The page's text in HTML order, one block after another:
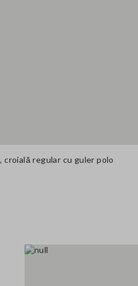
croială regular cu guler polo